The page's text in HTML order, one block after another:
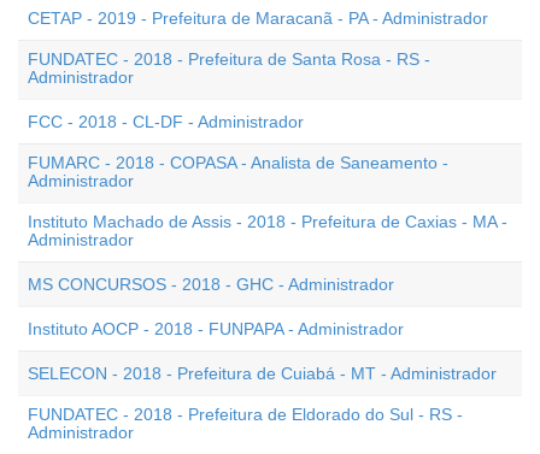
CETAP - 2019 - Prefeitura de Maracanã - PA - Administrador
FUNDATEC - 2018 - Prefeitura de Santa Rosa - RS -
Administrador
FCC - 2018 - CL-DF - Administrador
FUMARC - 2018 - COPASA - Analista de Saneamento -
Administrador
Instituto Machado de Assis - 2018 - Prefeitura de Caxias - MA -
Administrador
MS CONCURSOS - 2018 - GHC - Administrador
Instituto AOCP - 2018 - FUNPAPA - Administrador
SELECON - 2018 - Prefeitura de Cuiabá - MT - Administrador
FUNDATEC - 2018 - Prefeitura de Eldorado do Sul - RS -
Administrador